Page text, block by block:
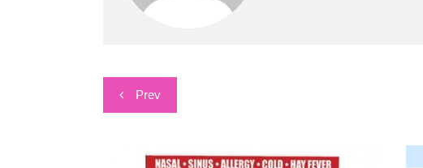
Post
navigation
Prev